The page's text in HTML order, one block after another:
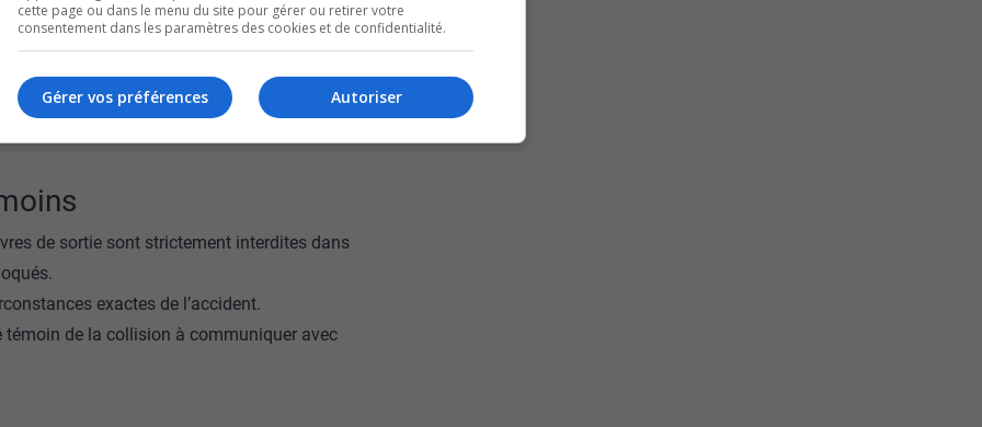
pour sa part, a subi des blessures
de conduite avec les capacités affaiblies
conduite à l’hôpital, mais on ne craint pas
de sortie sont strictement interdites dans
exactes de l’accident.
de la collision à communiquer avec
cette page ou dans le menu du site pour gérer ou retirer votre
consentement dans les paramètres des cookies et de confidentialité.
Autoriser
Gérer vos préférences